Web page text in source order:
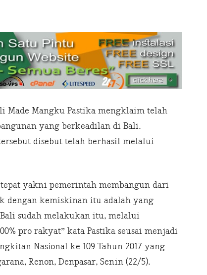
Made Mangku Pastika mengklaim telah
yang berkeadilan di Bali.
disebut telah berhasil melalui
yakni pemerintah membangun dari
dengan kemiskinan itu adalah yang
sudah melakukan itu, melalui
pro rakyat” kata Pastika seusai menjadi
Nasional ke 109 Tahun 2017 yang
Renon, Denpasar, Senin (22/5).